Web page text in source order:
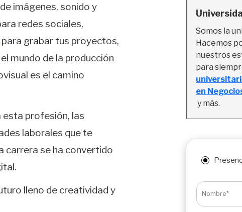
imágenes, sonido y
redes sociales,
para grabar tus proyectos,
mundo de la producción
es el camino
esta profesión, las
laborales que te
carrera se ha convertido
lleno de creatividad y
Somos la
Hacemos
nuestros
para
en
y más.
Nombre*